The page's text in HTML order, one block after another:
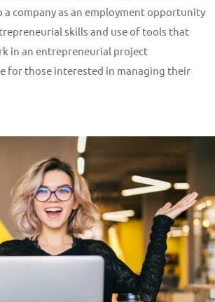
company as an employment opportunity
skills and use of tools that
in an entrepreneurial project
for those interested in managing their